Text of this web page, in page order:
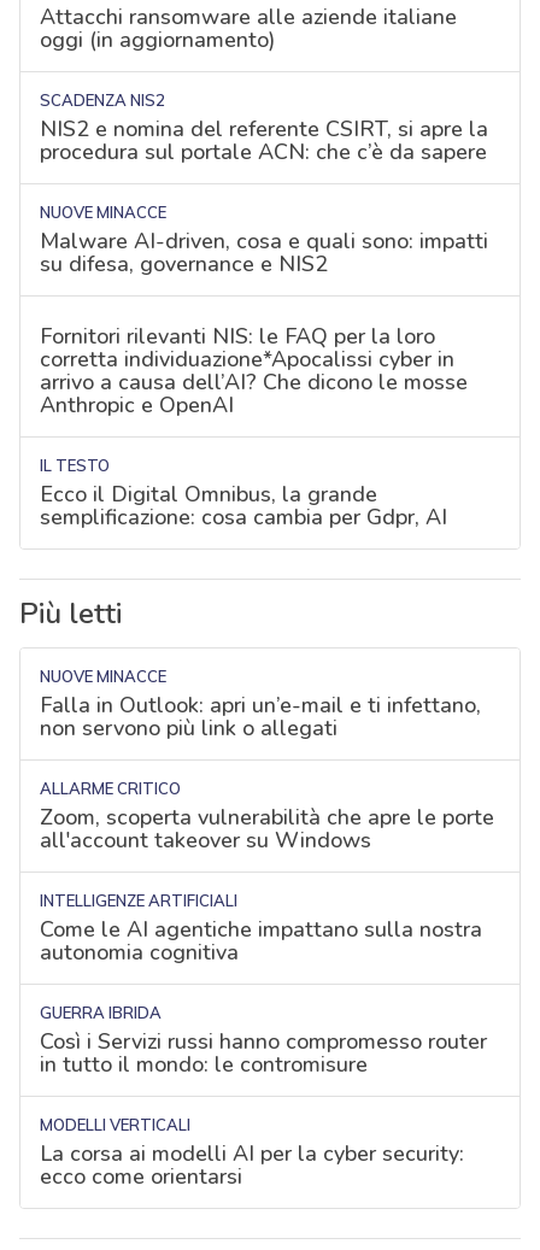
Attacchi ransomware alle aziende italiane
oggi (in aggiornamento)
SCADENZA NIS2
NIS2 e nomina del referente CSIRT, si apre la
procedura sul portale ACN: che c’è da sapere
NUOVE MINACCE
Malware AI-driven, cosa e quali sono: impatti
su difesa, governance e NIS2
Fornitori rilevanti NIS: le FAQ per la loro
corretta individuazione*Apocalissi cyber in
arrivo a causa dell’AI? Che dicono le mosse
Anthropic e OpenAI
IL TESTO
Ecco il Digital Omnibus, la grande
semplificazione: cosa cambia per Gdpr, AI
Più letti
NUOVE MINACCE
Falla in Outlook: apri un’e-mail e ti infettano,
non servono più link o allegati
ALLARME CRITICO
Zoom, scoperta vulnerabilità che apre le porte
all'account takeover su Windows
INTELLIGENZE ARTIFICIALI
Come le AI agentiche impattano sulla nostra
autonomia cognitiva
GUERRA IBRIDA
Così i Servizi russi hanno compromesso router
in tutto il mondo: le contromisure
MODELLI VERTICALI
La corsa ai modelli AI per la cyber security:
ecco come orientarsi